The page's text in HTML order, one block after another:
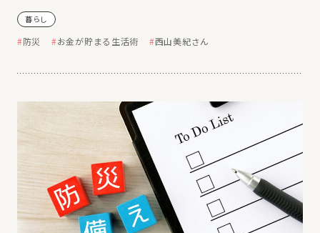
暮らし
防災 お金が貯まる生活術 西山美紀さん